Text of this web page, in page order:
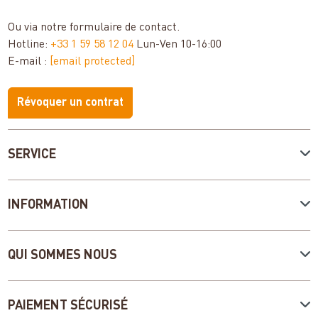
SERVICE
INFORMATION
QUI SOMMES NOUS
Ou via notreformulaire de contact.
Hotline: +33 1 59 58 12 04 Lun-Ven 10-16:00
E-mail :
[email protected]
Révoquer un contrat
PAIEMENT SÉCURISÉ